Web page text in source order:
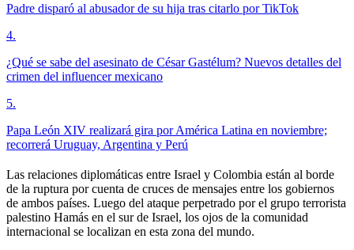
Padre disparó al abusador de su hija tras citarlo por TikTok
4.
¿Qué se sabe del asesinato de César Gastélum? Nuevos detalles del
crimen del influencer mexicano
5.
Papa León XIV realizará gira por América Latina en noviembre;
recorrerá Uruguay, Argentina y Perú
Las relaciones diplomáticas entre Israel y Colombia están al borde
de la ruptura por cuenta de cruces de mensajes entre los gobiernos
de ambos países. Luego del ataque perpetrado por el grupo terrorista
palestino Hamás en el sur de Israel, los ojos de la comunidad
internacional se localizan en esta zona del mundo.